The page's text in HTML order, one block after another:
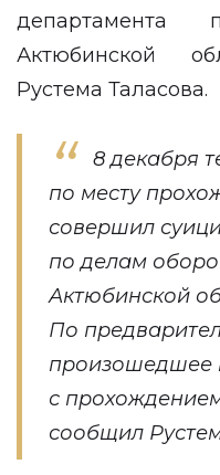
Актюбинской
Рустема Таласова.
8 декабря
по месту
совершил
по делам
Актюбинской
По
произошедшее
с
сообщил